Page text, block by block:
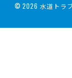
© 2026 水道トラ